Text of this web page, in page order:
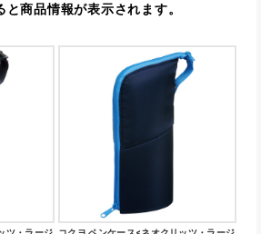
商品情報が表示されます。